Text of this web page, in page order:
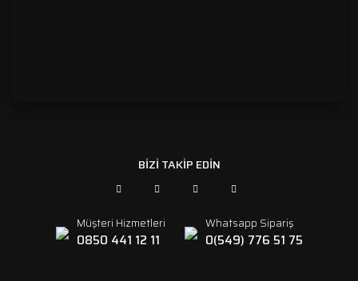
BİZİ TAKİP EDİN
Müşteri Hizmetleri
0850 441 12 11
Whatsapp Sipariş
0(549) 776 51 75